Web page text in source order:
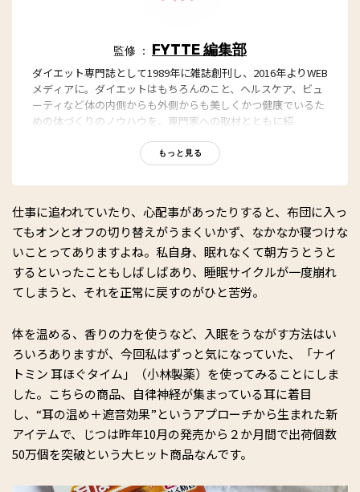
監修 ： FYTTE 編集部
ダイエット専門誌として1989年に雑誌創刊し、2016年よりWEB
メディアに。ダイエットはもちろんのこと、ヘルスケア、ビュ
ーティなど体の内側からも外側からも美しくかつ健康でいるた
めの体づくりのノウハウを、専門家への取材とともに紹
もに、編集部員も自らさまざまなヘルシーネタを日々お試し
もっと見る
仕事に追われていたり、心配事があったりすると、布団に入っ
てもオンとオフの切り替えがうまくいかず、なかなか寝つけな
いことってありますよね。私自身、眠れなくて朝方うとうと
するといったこともしばしばあり、睡眠サイクルが一度崩れ
てしまうと、それを正常に戻すのがひと苦労。
体を温める、香りの力を使うなど、入眠をうながす方法はい
ろいろありますが、今回私はずっと気になっていた、「ナイ
トミン 耳ほぐタイム」（小林製薬）を使ってみることにしま
した。こちらの商品、自律神経が集まっている耳に着目
し、“耳の温め＋遮音効果”というアプローチから生まれた新
アイテムで、じつは昨年10月の発売から２か月間で出荷個数
50万個を突破という大ヒット商品なんです。